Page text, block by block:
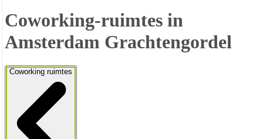
Coworking-ruimtes in
Amsterdam Grachtengordel
Coworking ruimtes